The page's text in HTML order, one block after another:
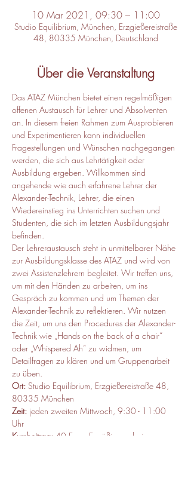
10 Mar 2021, 09:30 – 11:00
Studio Equilibrium, München, Erzgießereistraße
48, 80335 München, Deutschland
Über die Veranstaltung
Das ATAZ München bietet einen regelmäßigen
offenen Austausch für Lehrer und Absolventen
an. In diesem freien Rahmen zum Ausprobieren
und Experimentieren kann individuellen
Fragestellungen und Wünschen nachgegangen
werden, die sich aus Lehrtätigkeit oder
Ausbildung ergeben. Willkommen sind
angehende wie auch erfahrene Lehrer der
Alexander-Technik, Lehrer, die einen
Wiedereinstieg ins Unterrichten suchen und
Studenten, die sich im letzten Ausbildungsjahr
befinden.
Der Lehreraustausch steht in unmittelbarer Nähe
zur Ausbildungsklasse des ATAZ und wird von
zwei Assistenzlehrern begleitet. Wir treffen uns,
um mit den Händen zu arbeiten, um ins
Gespräch zu kommen und um Themen der
Alexander-Technik zu reflektieren. Wir nutzen
die Zeit, um uns den Procedures der Alexander-
Technik wie „Hands on the back of a chair“
oder „Whispered Ah“ zu widmen, um
Detailfragen zu klären und um Gruppenarbeit
zu üben.
Ort: Studio Equilibrium, Erzgießereistraße 48,
80335 München
Zeit: jeden zweiten Mittwoch, 9:30 - 11:00
Uhr
Kursbeitrag: 40 Euro, Ermäßigung bei